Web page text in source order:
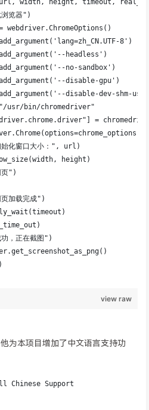
他为本项目增加了中文语言支持功